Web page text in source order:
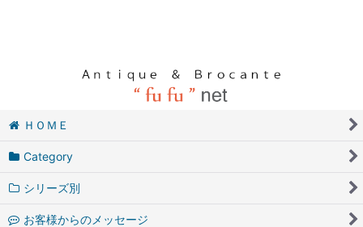
ＨＯＭＥ
Category
シリーズ別
お客様からのメッセージ